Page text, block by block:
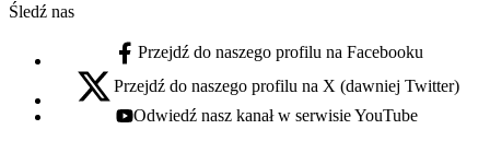
Śledź nas
facebook - otwiera się w nowej karcie
Przejdź do naszego profilu na Facebooku
x - otwiera się w nowej karcie
Przejdź do naszego profilu na X (dawniej Twitter)
youtube - otwiera się w nowej karcie
Odwiedź nasz kanał w serwisie YouTube